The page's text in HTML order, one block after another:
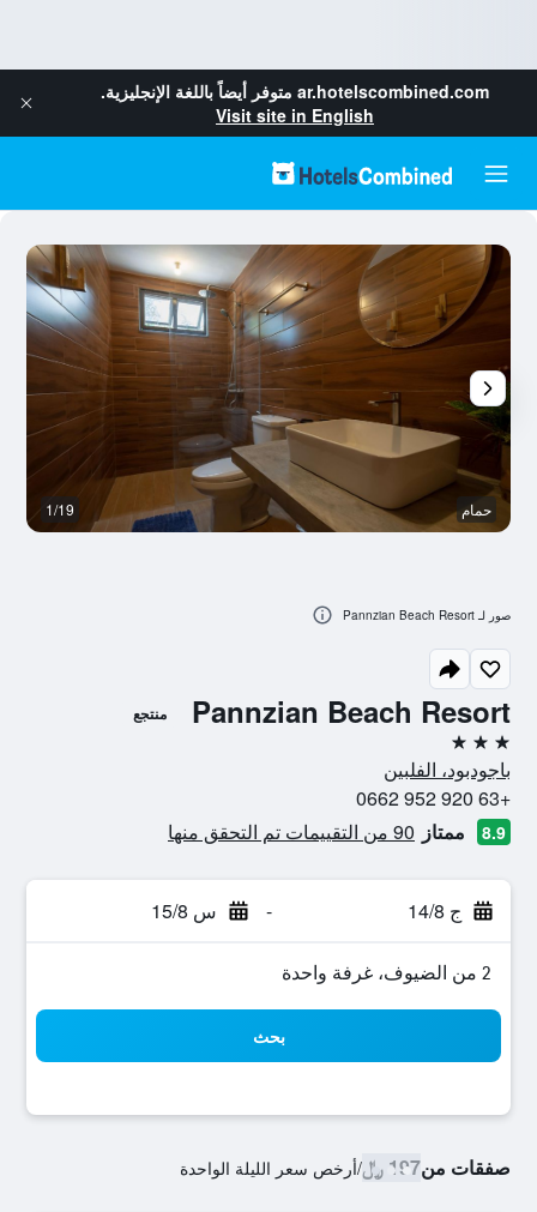
ar.hotelscombined.com متوفر أيضاً باللغة الإنجليزية.
Visit site in English
Pannzian Beach Resort منتجع
3 نجوم
باجودبود، الفلبين
+63 920 952 0662
8.9 ممتاز 90 من التقييمات تم التحقق منها
ج 14/8 - س 15/8
2 من الضيوف، غرفة واحدة
بحث
صفقات من197 ﷼ /أرخص سعر الليلة الواحدة
حمام 1/19
صور لـ Pannzian Beach Resort